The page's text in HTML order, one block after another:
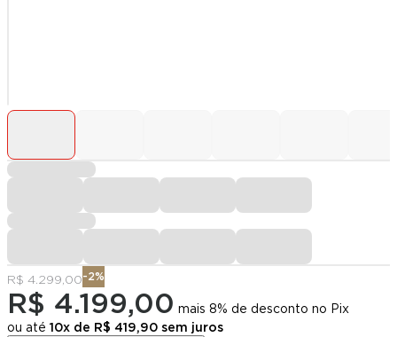
R$ 4.299,00-2%
R$ 4.199,00 mais 8% de desconto no Pix
ou até 10x de R$ 419,90 sem juros